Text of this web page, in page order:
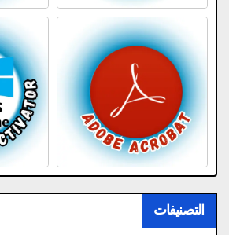
التصنيفات